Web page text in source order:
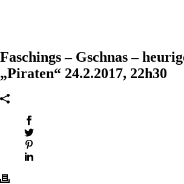
Faschings – Gschnas –
„Piraten“ 24.2.2017, 22h30